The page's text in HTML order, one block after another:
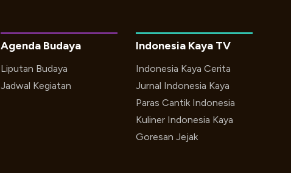
Indonesia Kaya TV
Indonesia Kaya Cerita
Jurnal Indonesia Kaya
Paras Cantik Indonesia
Kuliner Indonesia Kaya
Goresan Jejak
Agenda Budaya
Liputan Budaya
Jadwal Kegiatan